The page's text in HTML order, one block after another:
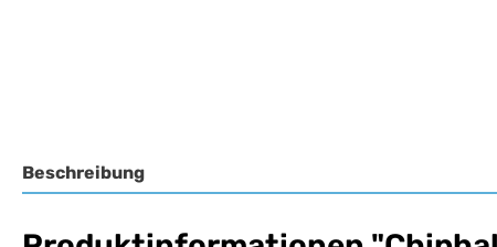
Beschreibung